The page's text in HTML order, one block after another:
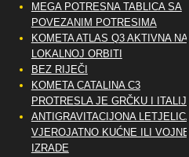
MEGA POTRESNA TABLICA SA
POVEZANIM POTRESIMA
KOMETA ATLAS Q3 AKTIVNA NA
LOKALNOJ ORBITI
BEZ RIJEČI
KOMETA CATALINA C3
PROTRESLA JE GRČKU I ITALIJU
ANTIGRAVITACIJONA LETJELICA
VJEROJATNO KUĆNE ILI VOJNE
IZRADE